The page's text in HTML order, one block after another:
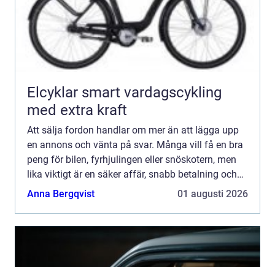
Elcyklar smart vardagscykling
med extra kraft
Att sälja fordon handlar om mer än att lägga upp
en annons och vänta på svar. Många vill få en bra
peng för bilen, fyrhjulingen eller snöskotern, men
lika viktigt är en säker affär, snabb betalning och
så lite krångel som möjligt. Med rätt förberedel...
Anna Bergqvist 01 augusti 2026